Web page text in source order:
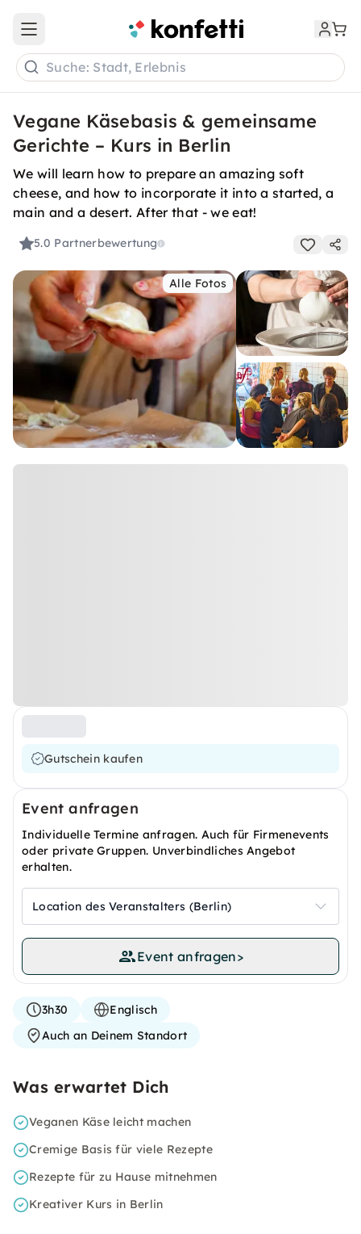
Open main menu
Suche: Stadt, Erlebnis
Vegane Käsebasis & gemeinsame
Gerichte – Kurs in Berlin
We will learn how to prepare an amazing soft
cheese, and how to incorporate it into a started, a
main and a desert. After that - we eat!
5.0 Partnerbewertung
Alle Fotos
Gutschein kaufen
Event anfragen
Individuelle Termine anfragen. Auch für Firmenevents
oder private Gruppen. Unverbindliches Angebot
erhalten.
Location des Veranstalters (Berlin)
Event anfragen>
3h30
Englisch
Auch an Deinem Standort
Was erwartet Dich
Veganen Käse leicht machen
Cremige Basis für viele Rezepte
Rezepte für zu Hause mitnehmen
Kreativer Kurs in Berlin